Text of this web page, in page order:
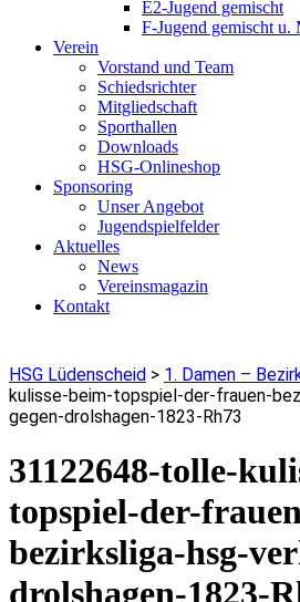
E2-Jugend gemischt
F-Jugend gemischt u.
Verein
Vorstand und Team
Schiedsrichter
Mitgliedschaft
Sporthallen
Downloads
HSG-Onlineshop
Sponsoring
Unser Angebot
Jugendspielfelder
Aktuelles
News
Vereinsmagazin
Kontakt
HSG Lüdenscheid > 1. Damen –
kulisse-beim-topspiel-der-frauen-
gegen-drolshagen-1823-Rh73
31122648-tolle-
topspiel-der-
bezirksliga-hsg-
drolshagen-1823-